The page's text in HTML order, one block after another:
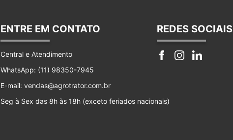
ENTRE EM CONTATO
Central e Atendimento
WhatsApp: (11) 98350-7945
E-mail: vendas@agrotrator.com.br
Seg à Sex das 8h às 18h (exceto feriados nacionais)
REDES SOCIAIS